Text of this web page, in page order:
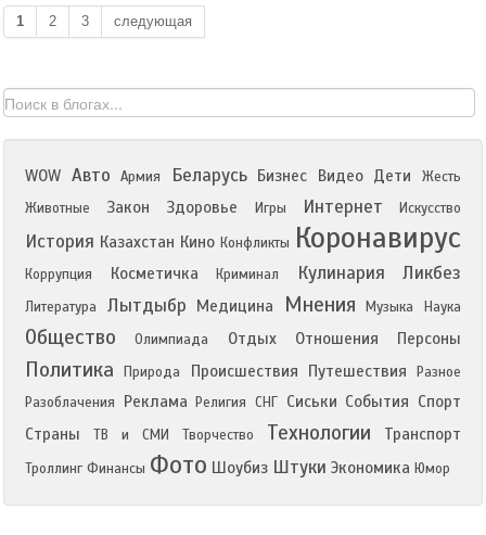
1 2 3 следующая
WOW Авто Армия Беларусь Бизнес Видео Дети
Жесть
Животные
Закон Здоровье Игры Интернет Искусство
История Казахстан Кино Конфликты Коронавирус
Коррупция Косметичка Криминал Кулинария Ликбез
Литература Лытдыбр Медицина Мнения Музыка Наука
Общество Олимпиада Отдых Отношения Персоны
Политика Природа Происшествия Путешествия
Разное
Разоблачения
Реклама Религия СНГ Сиськи События Спорт
Страны
ТВ и СМИ Творчество Технологии Транспорт
Троллинг Финансы Фото Шоубиз Штуки Экономика Юмор